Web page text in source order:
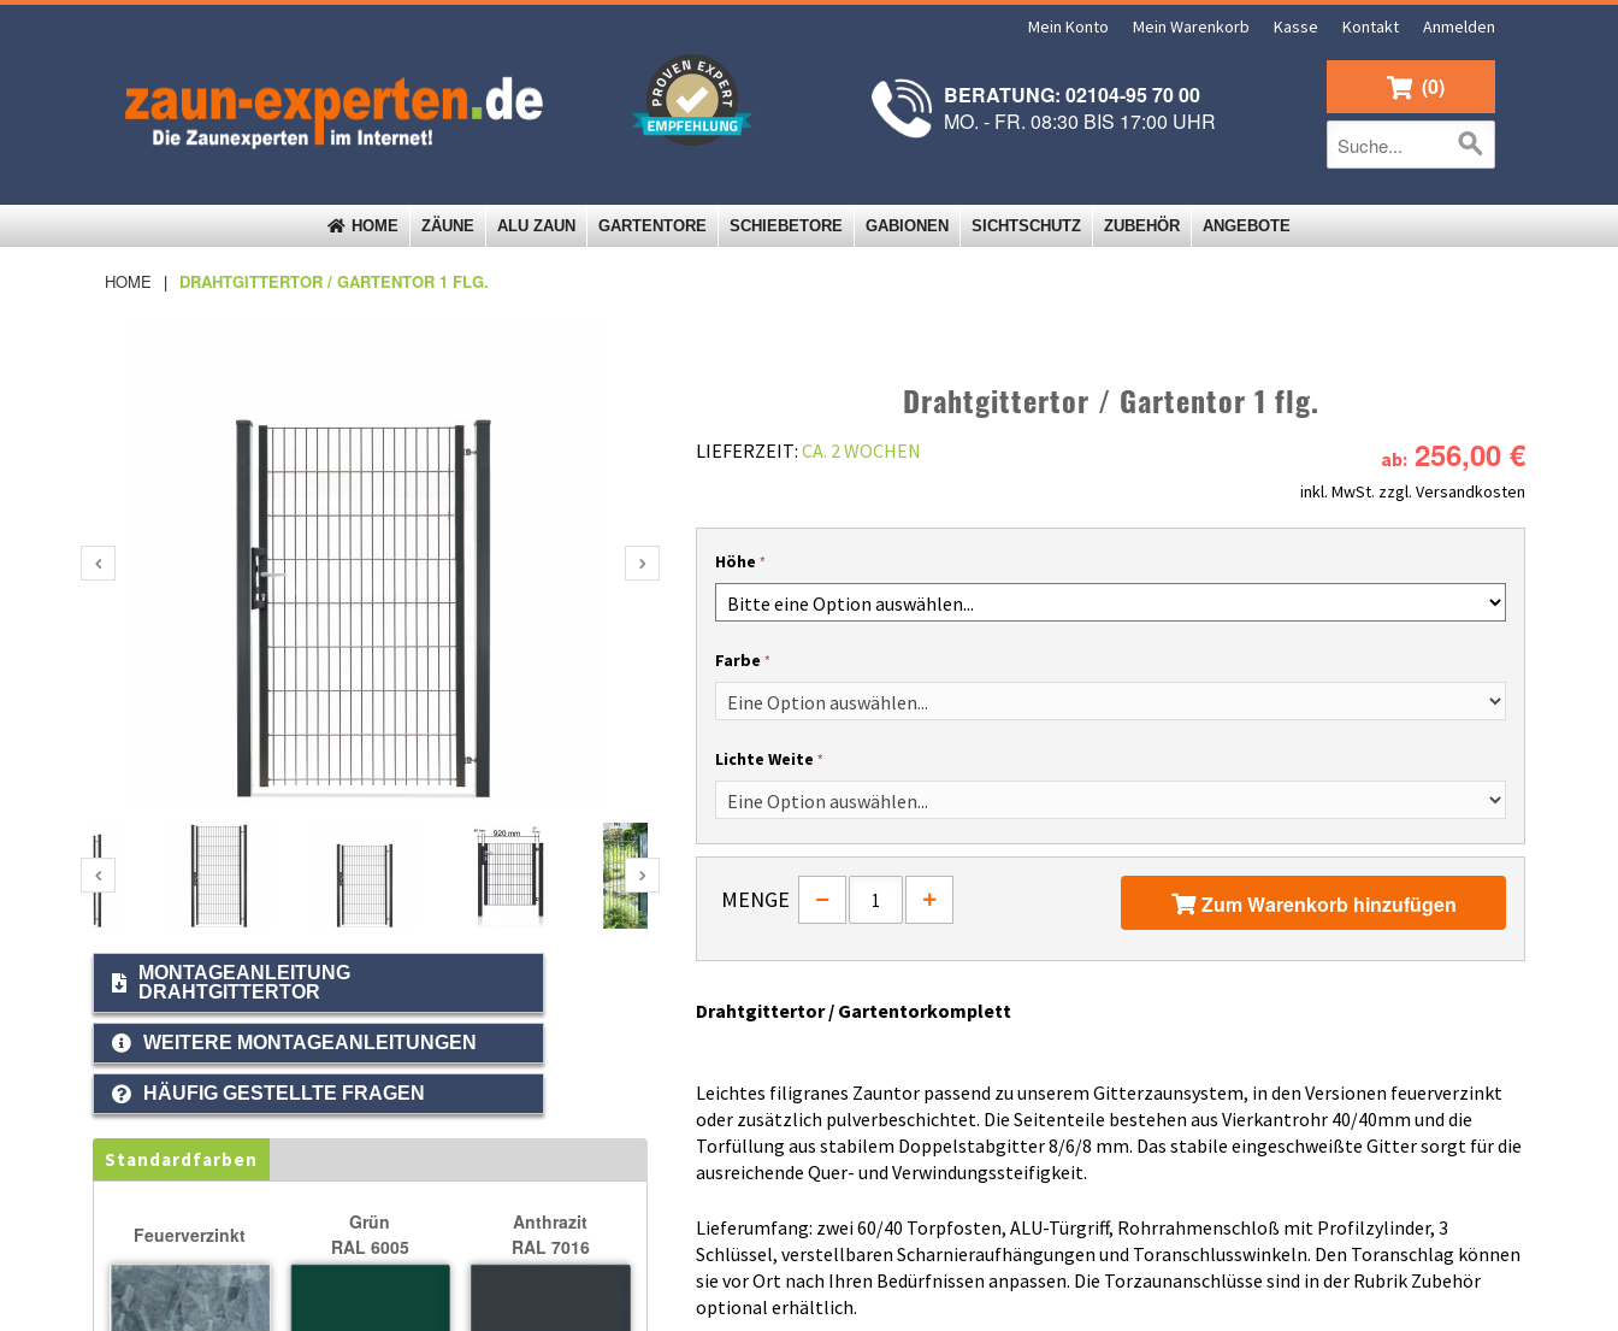
Mein Konto Mein Warenkorb Kasse Kontakt Anmelden
BERATUNG: 02104-95 70 00
MO. - FR. 08:30 BIS 17:00 UHR
0
HOME ZÄUNE ALU ZAUN GARTENTORE SCHIEBETORE GABIONEN SICHTSCHUTZ ZUBEHÖR ANGEBOTE
HOME | DRAHTGITTERTOR / GARTENTOR 1 FLG.
MONTAGEANLEITUNG
DRAHTGITTERTOR
WEITERE MONTAGEANLEITUNGEN
HÄUFIG GESTELLTE FRAGEN
Standardfarben
Feuerverzinkt
Grün
RAL 6005
Anthrazit
RAL 7016
Drahtgittertor / Gartentor 1 flg.
LIEFERZEIT: CA. 2 WOCHEN ab: 256,00 €
inkl. MwSt. zzgl. Versandkosten
Höhe
Farbe
Lichte Weite
MENGE Zum Warenkorb hinzufügen
Drahtgittertor / Gartentorkomplett
Leichtes filigranes Zauntor passend zu unserem Gitterzaunsystem, in den Versionen feuerverzinkt
oder zusätzlich pulverbeschichtet. Die Seitenteile bestehen aus Vierkantrohr 40/40mm und die
Torfüllung aus stabilem Doppelstabgitter 8/6/8 mm. Das stabile eingeschweißte Gitter sorgt für die
ausreichende Quer- und Verwindungssteifigkeit.
Lieferumfang: zwei 60/40 Torpfosten, ALU-Türgriff, Rohrrahmenschloß mit Profilzylinder, 3
Schlüssel, verstellbaren Scharnieraufhängungen und Toranschlusswinkeln. Den Toranschlag können
sie vor Ort nach Ihren Bedürfnissen anpassen. Die Torzaunanschlüsse sind in der Rubrik Zubehör
optional erhältlich.